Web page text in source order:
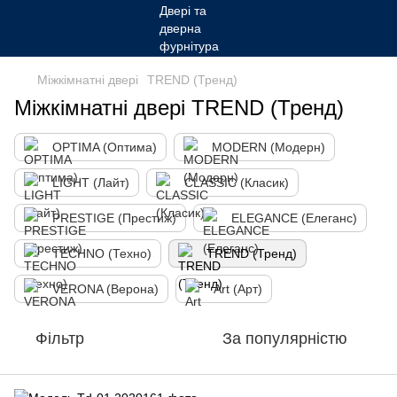
Міжкімнатні двері TREND (Тренд)
Міжкімнатні двері TREND (Тренд)
OPTIMA (Оптима) MODERN (Модерн)
LIGHT (Лайт) CLASSIC (Класик)
PRESTIGE (Престиж) ELEGANCE (Елеганс)
TECHNO (Техно) TREND (Тренд)
VERONA (Верона) Art (Арт)
Фільтр За популярністю